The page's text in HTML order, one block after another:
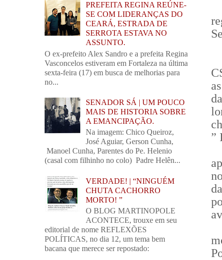
”
PREFEITA REGINA REÚNE-
SE COM LIDERANÇAS DO
CEARÁ, ESTRADA DE
SERROTA ESTAVA NO
ASSUNTO.
O ex-prefeito Alex Sandro e a prefeita Regina
Vasconcelos estiveram em Fortaleza na última
sexta-feira (17) em busca de melhorias para
no...
SENADOR SÁ | UM POUCO
MAIS DE HISTORIA SOBRE
A EMANCIPAÇÃO.
Na imagem: Chico Queiroz,
José Aguiar, Gerson Cunha,
Manoel Cunha, Parentes do Pe. Helenio
(casal com filhinho no colo) Padre Helên...
VERDADE! | “NINGUÉM
CHUTA CACHORRO
MORTO! ”
O BLOG MARTINOPOLE
ACONTECE, trouxe em seu
editorial de nome REFLEXÕES
POLÍTICAS, no dia 12, um tema bem
bacana que merece ser repostado: